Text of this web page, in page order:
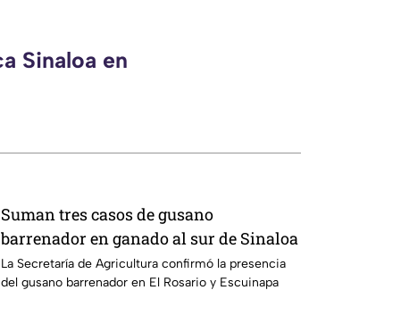
Sinaloa en
Suman tres casos de gusano
barrenador en ganado al sur de Sinaloa
La Secretaría de Agricultura confirmó la presencia
del gusano barrenador en El Rosario y Escuinapa